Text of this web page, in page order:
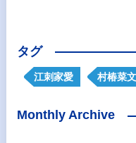
タグ
江刺家愛 村椿菜文
Monthly Archive